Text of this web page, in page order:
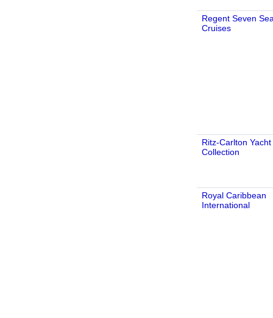
Regent Seven
Cruises
Ritz-Carlton Yacht
Collection
Royal Caribbean
International